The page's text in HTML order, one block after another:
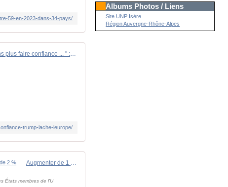
59-en-2023-dans-34-pays/
" C'est un choc. Nous ne pouvons plus faire confiance ... " : Trump lâche l'Europe
trump-lache-leurope/
Augmenter de 1 % les dépenses militaires en pourcentage du PIB augmente les émissions de gaz à effet de serre (GES) de 2 %
États membres de l'U
Albums Photos / Liens
Site UNP Isère
Région Auvergne-Rhône-Alpes